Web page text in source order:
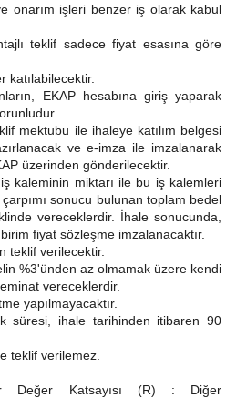
onarım işleri benzer iş olarak kabul
teklif sadece fiyat esasına göre
katılabilecektir.
EKAP hesabına giriş yaparak
mektubu ile ihaleye katılım belgesi
ve e-imza ile imzalanarak
üzerinden gönderilecektir.
kaleminin miktarı ile bu iş kalemleri
sonucu bulunan toplam bedel
vereceklerdir. İhale sonucunda,
fiyat sözleşme imzalanacaktır.
teklif verilecektir.
%3'ünden az olmamak üzere kendi
vereceklerdir.
yapılmayacaktır.
süresi, ihale tarihinden itibaren 90
teklif verilemez.
Değer Katsayısı (R) : Diğer